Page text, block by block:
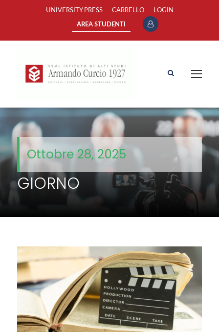
UNIVERSITY PRESS CARRELLO LOGIN
AREA STUDENTI
Ottobre 28, 2025
GIORNO